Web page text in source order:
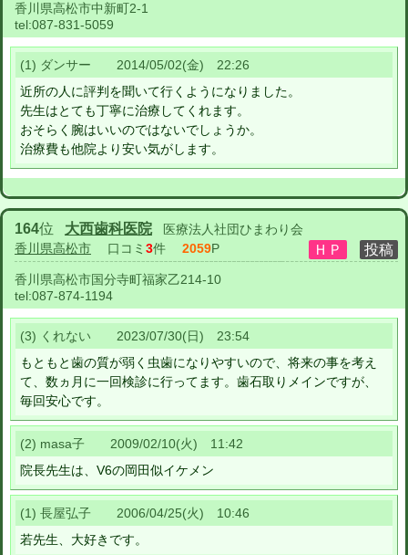
香川県高松市中新町2-1
tel:087-831-5059
(1) ダンサー 2014/05/02(金) 22:26
近所の人に評判を聞いて行くようになりました。
先生はとても丁寧に治療してくれます。
おそらく腕はいいのではないでしょうか。
治療費も他院より安い気がします。
164位 大西歯科医院
医療法人社団ひまわり会
香川県高松市 口コミ 3件 2059P
香川県高松市国分寺町福家乙214-10
tel:087-874-1194
(3) くれない 2023/07/30(日) 23:54
もともと歯の質が弱く虫歯になりやすいので、将来の事を考え
て、数ヵ月に一回検診に行ってます。歯石取りメインですが、
毎回安心です。
(2) masa子 2009/02/10(火) 11:42
院長先生は、V6の岡田似イケメン
(1) 長屋弘子 2006/04/25(火) 10:46
若先生、大好きです。